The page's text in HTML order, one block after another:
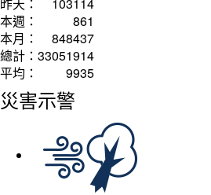
本週：
861
本月：
848437
總計： 33051914
平均：
9935
災害示警